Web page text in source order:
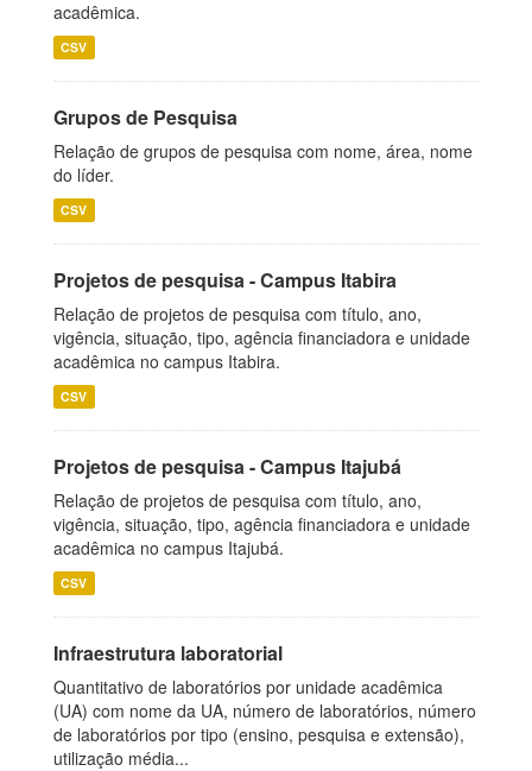
acadêmica.
CSV
Grupos de Pesquisa
Relação de grupos de pesquisa com nome, área, nome
do líder.
CSV
Projetos de pesquisa - Campus Itabira
Relação de projetos de pesquisa com título, ano,
vigência, situação, tipo, agência financiadora e unidade
acadêmica no campus Itabira.
CSV
Projetos de pesquisa - Campus Itajubá
Relação de projetos de pesquisa com título, ano,
vigência, situação, tipo, agência financiadora e unidade
acadêmica no campus Itajubá.
CSV
Infraestrutura laboratorial
Quantitativo de laboratórios por unidade acadêmica
(UA) com nome da UA, número de laboratórios, número
de laboratórios por tipo (ensino, pesquisa e extensão),
utilização média...